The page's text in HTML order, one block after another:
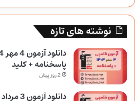
نوشته های تازه
پاسخنامه + کلید
2 روز پیش